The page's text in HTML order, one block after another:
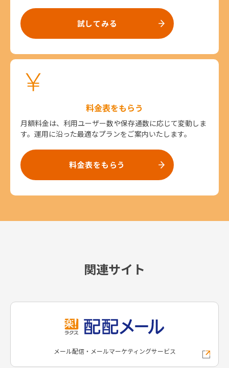
試してみる
料金表をもらう
月額料金は、利用ユーザー数や保存通数に応じて変動しま
す。運用に沿った最適なプランをご案内いたします。
料金表をもらう
関連サイト
メール配信・メールマーケティングサービス